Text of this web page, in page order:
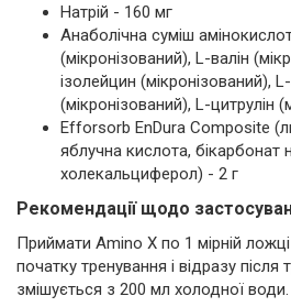
Натрій - 160 мг
Анаболічна суміш
(мікронізований), L-валін
ізолейцин (мікронізований),
(мікронізований), L-цитрулін
Efforsorb EnDura Composite
яблучна кислота, бікарбонат
холекальциферол) - 2 г
Рекомендації щодо
Приймати Amino X по 1 мірній
початку тренування і відразу після
змішується з 200 мл холодної води.